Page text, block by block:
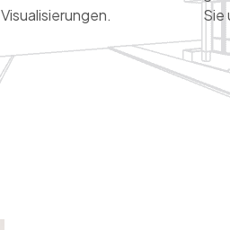
Visualisierungen.
Sie